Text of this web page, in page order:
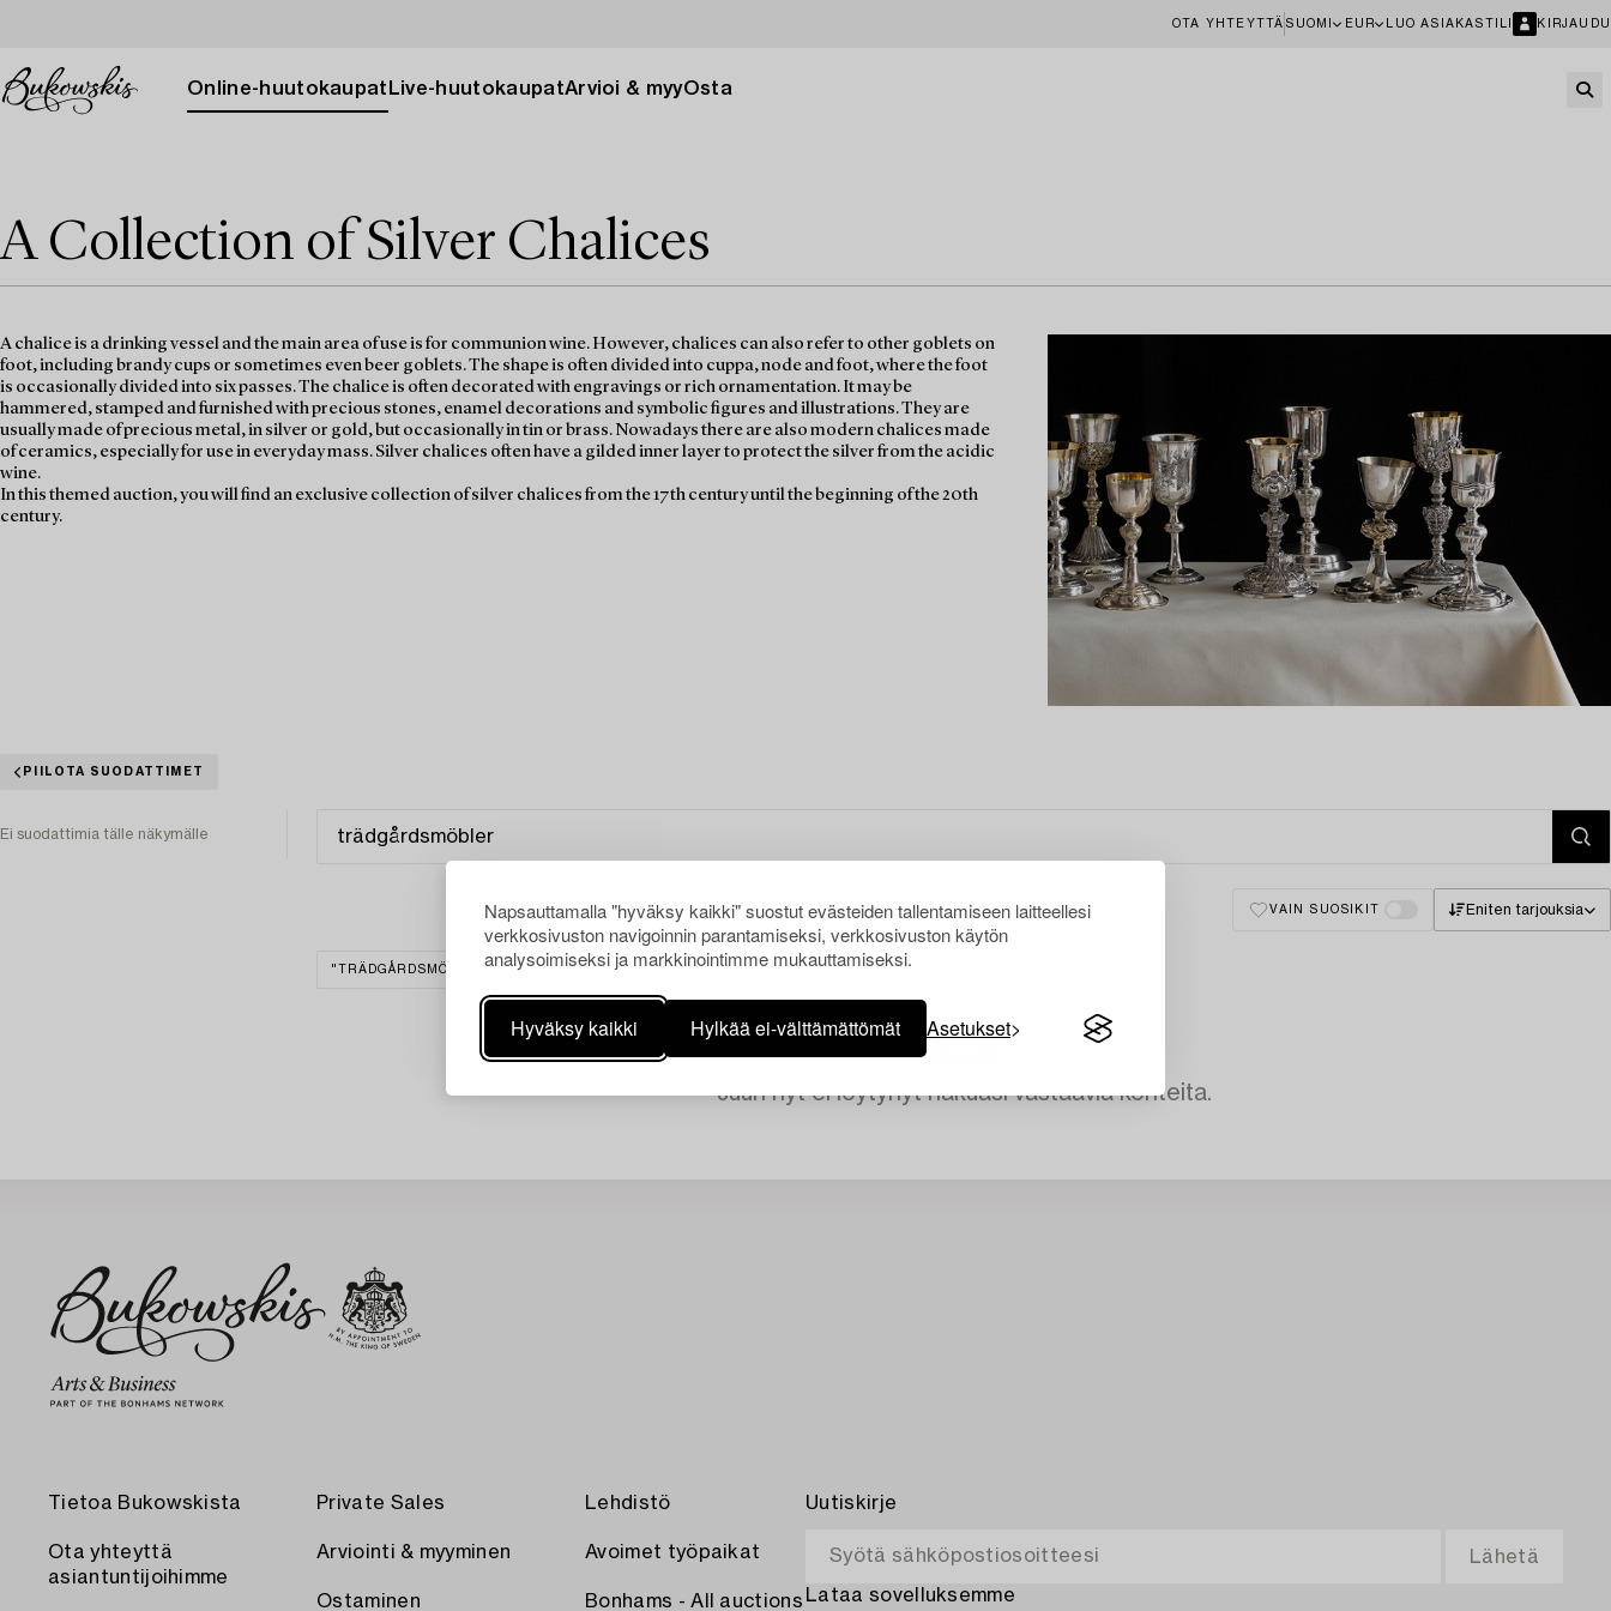
Napsauttamalla "hyväksy kaikki" suostut evästeiden tallentamiseen laitteellesi
verkkosivuston navigoinnin parantamiseksi, verkkosivuston käytön
analysoimiseksi ja markkinointimme mukauttamiseksi.
Hyväksy kaikki Hylkää ei-välttämättömät Asetukset
OTA YHTEYTTÄ SUOMI EUR LUO ASIAKASTILI KIRJAUDU
Online-huutokaupat Live-huutokaupatArvioi & myyOsta
A Collection of Silver Chalices
A chalice is a drinking vessel and the main area of use is for communion wine. However, chalices can also refer to other goblets on
foot, including brandy cups or sometimes even beer goblets. The shape is often divided into cuppa, node and foot, where the foot
is occasionally divided into six passes. The chalice is often decorated with engravings or rich ornamentation. It may be
hammered, stamped and furnished with precious stones, enamel decorations and symbolic figures and illustrations. They are
usually made of precious metal, in silver or gold, but occasionally in tin or brass. Nowadays there are also modern chalices made
of ceramics, especially for use in everyday mass. Silver chalices often have a gilded inner layer to protect the silver from the acidic
wine.
In this themed auction, you will find an exclusive collection of silver chalices from the 17th century until the beginning of the 20th
century.
PIILOTA SUODATTIMET
Ei suodattimia tälle näkymälle
VAIN SUOSIKIT Eniten tarjouksia
"TRÄDGÅRDSMÖBLER" TYHJENNÄ KAIKKI
Juuri nyt ei löytynyt hakuasi vastaavia kohteita.
Tietoa Bukowskista
Ota yhteyttä
asiantuntijoihimme
Private Sales
Arviointi & myyminen
Ostaminen
Lehdistö
Avoimet työpaikat
Bonhams - All auctions
Uutiskirje
Lataa sovelluksemme